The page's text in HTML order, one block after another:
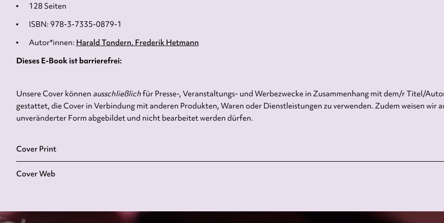
ISBN: 978-3-7335-0879-1
128 Seiten
Autor*innen: Harald Tondern Frederik Hetmann
Dieses E-Book ist barrierefrei:
Unsere Cover können ausschließlichfür Presse-, Veranstaltungs- und Werbezwecke in Zusammenhang mit dem/r Titel/
gestattet, die Cover in Verbindung mit anderen Produkten, Waren oder Dienstleistungen zu verwenden. Zudem weisen wir
unveränderter Form abgebildet und nicht bearbeitet werden dürfen.
Cover Print
Cover Web